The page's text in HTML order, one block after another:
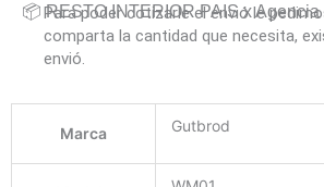
📦 RESTO INTERIOR PAIS x Agencia
Para poder cotizarle el envió le
comparta la cantidad que necesita,
envió.
Marca Gutbrod